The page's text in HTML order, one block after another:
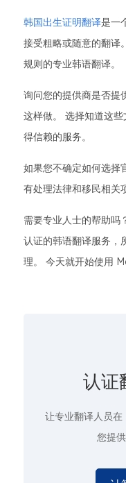
韩国出生证明翻译是一
接受粗略或随意的翻译
规则的专业韩语翻译。
询问您的提供商是否提
这样做。 选择知道这
得信赖的服务。
如果您不确定如何选择
有处理法律和移民相关
需要专业人士的帮助
认证的韩语翻译服务，
理。 今天就开始使用
认证
让专业翻译人员在
您提